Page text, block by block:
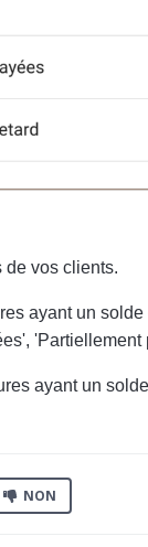
de vos clients.
ayant un
ayant un
NON